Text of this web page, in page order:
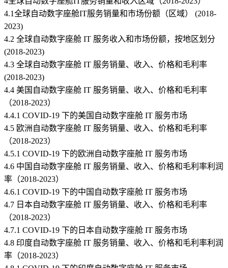
4.1全球自动数字座舱IT服务销量和市场份额（区域） (2018-
2023)
4.2 全球自动数字座舱 IT 服务收入和市场份额，按地区划分
(2018-2023)
4.3 全球自动数字座舱 IT 服务销量、收入、价格和毛利率
(2018-2023)
4.4 美国自动数字座舱 IT 服务销量、收入、价格和毛利率
（2018-2023）
4.4.1 COVID-19 下的美国自动数字座舱 IT 服务市场
4.5 欧洲自动数字座舱 IT 服务销量、收入、价格和毛利率
（2018-2023）
4.5.1 COVID-19 下的欧洲自动数字座舱 IT 服务市场
4.6 中国自动数字座舱 IT 服务销量、收入、价格和毛利率利润
率（2018-2023）
4.6.1 COVID-19 下的中国自动数字座舱 IT 服务市场
4.7 日本自动数字座舱 IT 服务销量、收入、价格和毛利率
（2018-2023）
4.7.1 COVID-19 下的日本自动数字座舱 IT 服务市场
4.8 印度自动数字座舱 IT 服务销量、收入、价格和毛利率利润
率（2018-2023）